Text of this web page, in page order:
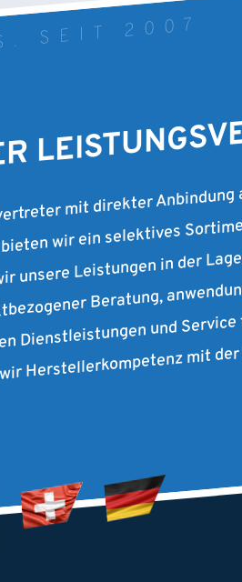
SEIT 2007
mit direkter
wir ein selektives
unsere Leistungen in der
Beratung,
Dienstleistungen und
Herstellerkompetenz mit